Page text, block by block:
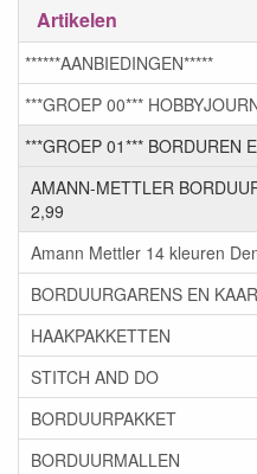
Artikelen
******AANBIEDINGEN*****
***GROEP 00***
***GROEP 01*** BORDUREN
AMANN-METTLER
2,99
Amann Mettler 14 kleuren
BORDUURGARENS EN
HAAKPAKKETTEN
STITCH AND DO
BORDUURPAKKET
BORDUURMALLEN